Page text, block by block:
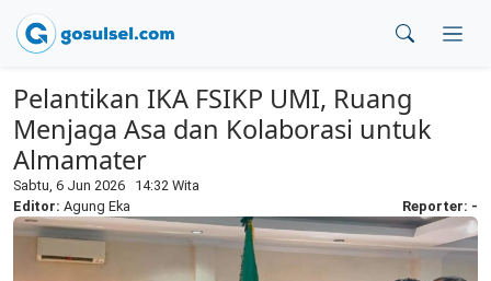
Pelantikan IKA FSIKP UMI, Ruang
Menjaga Asa dan Kolaborasi untuk
Almamater
Sabtu, 6 Jun 2026 14:32 Wita
Editor: Agung Eka Reporter: -